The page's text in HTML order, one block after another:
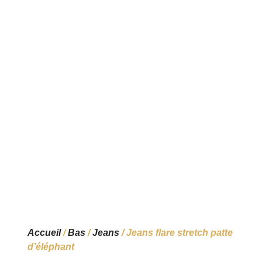
Accueil/Bas/Jeans/ Jeans flare stretch patte
d’éléphant